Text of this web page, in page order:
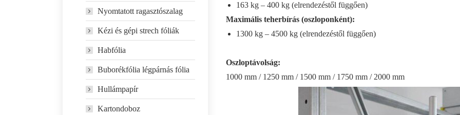
163 kg – 400 kg (elrendezéstől függően)
Maximális teherbírás (oszloponként):
1300 kg – 4500 kg (elrendezéstől függően)
Oszloptávolság:
1000 mm / 1250 mm / 1500 mm / 1750 mm / 2000 mm
Nyomtatott ragasztószalag
Kézi és gépi strech fóliák
Habfólia
Buborékfólia légpárnás fólia
Hullámpapír
Kartondoboz